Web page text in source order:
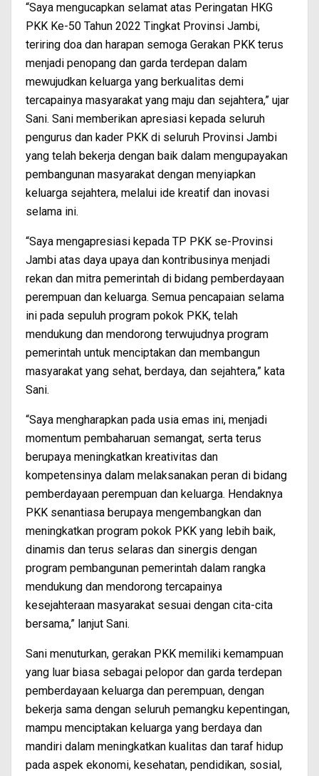
“Saya mengucapkan selamat atas Peringatan HKG
PKK Ke-50 Tahun 2022 Tingkat Provinsi Jambi,
teriring doa dan harapan semoga Gerakan PKK terus
menjadi penopang dan garda terdepan dalam
mewujudkan keluarga yang berkualitas demi
tercapainya masyarakat yang maju dan sejahtera,” ujar
Sani. Sani memberikan apresiasi kepada seluruh
pengurus dan kader PKK di seluruh Provinsi Jambi
yang telah bekerja dengan baik dalam mengupayakan
pembangunan masyarakat dengan menyiapkan
keluarga sejahtera, melalui ide kreatif dan inovasi
selama ini.
“Saya mengapresiasi kepada TP PKK se-Provinsi
Jambi atas daya upaya dan kontribusinya menjadi
rekan dan mitra pemerintah di bidang pemberdayaan
perempuan dan keluarga. Semua pencapaian selama
ini pada sepuluh program pokok PKK, telah
mendukung dan mendorong terwujudnya program
pemerintah untuk menciptakan dan membangun
masyarakat yang sehat, berdaya, dan sejahtera,” kata
Sani.
“Saya mengharapkan pada usia emas ini, menjadi
momentum pembaharuan semangat, serta terus
berupaya meningkatkan kreativitas dan
kompetensinya dalam melaksanakan peran di bidang
pemberdayaan perempuan dan keluarga. Hendaknya
PKK senantiasa berupaya mengembangkan dan
meningkatkan program pokok PKK yang lebih baik,
dinamis dan terus selaras dan sinergis dengan
program pembangunan pemerintah dalam rangka
mendukung dan mendorong tercapainya
kesejahteraan masyarakat sesuai dengan cita-cita
bersama,” lanjut Sani.
Sani menuturkan, gerakan PKK memiliki kemampuan
yang luar biasa sebagai pelopor dan garda terdepan
pemberdayaan keluarga dan perempuan, dengan
bekerja sama dengan seluruh pemangku kepentingan,
mampu menciptakan keluarga yang berdaya dan
mandiri dalam meningkatkan kualitas dan taraf hidup
pada aspek ekonomi, kesehatan, pendidikan, sosial,